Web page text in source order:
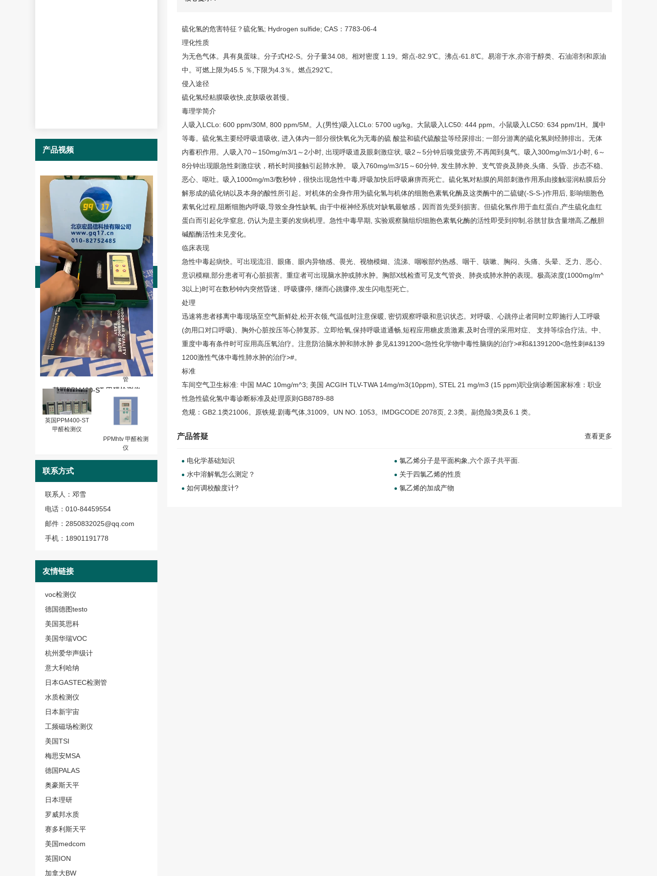
产品视频
英国PPM400-ST 甲醛检测仪
产品图片
PPMhtv-m甲醛检
测仪（0-10PPM,
分辩率：0.01)
英国PPM-HTV甲
醛检测仪玻璃校准
管
英国PPM400-ST
甲醛检测仪
PPMhtv 甲醛检测
仪
联系方式
联系人：邓雪
电话：010-84459554
邮件：2850832025@qq.com
手机：18901191778
友情链接
voc检测仪
德国德图testo
美国英思科
美国华瑞VOC
杭州爱华声级计
意大利哈纳
日本GASTEC检测管
水质检测仪
日本新宇宙
工频磁场检测仪
美国TSI
梅思安MSA
德国PALAS
奥豪斯天平
日本理研
罗威邦水质
赛多利斯天平
美国medcom
英国ION
加拿大BW
硫化氢的危害特征？硫化氢; Hydrogen sulfide; CAS：7783-06-4
理化性质
为无色气体。具有臭蛋味。分子式H2-S。分子量34.08。相对密度 1.19。熔点-82.9℃。沸点-61.8℃。易溶于水,亦溶于醇类、石油溶剂和原油
中。可燃上限为45.5 ％,下限为4.3％。燃点292℃。
侵入途径
硫化氢经粘膜吸收快,皮肤吸收甚慢。
毒理学简介
人吸入LCLo: 600 ppm/30M, 800 ppm/5M。人(男性)吸入LCLo: 5700 ug/kg。大鼠吸入LC50: 444 ppm。小鼠吸入LC50: 634 ppm/1H。属中
等毒。 硫化氢主要经呼吸道吸收, 进入体内一部分很快氧化为无毒的硫 酸盐和硫代硫酸盐等经尿排出; 一部分游离的硫化氢则经肺排出。无体
内蓄积作用。人吸入70～150mg/m3/1～2小时, 出现呼吸道及眼刺激症状, 吸2～5分钟后嗅觉疲劳,不再闻到臭气。吸入300mg/m3/1小时, 6～
8分钟出现眼急性刺激症状，稍长时间接触引起肺水肿。 吸入760mg/m3/15～60分钟, 发生肺水肿、支气管炎及肺炎,头痛、头昏、步态不稳、
恶心、呕吐。吸入1000mg/m3/数秒钟，很快出现急性中毒,呼吸加快后呼吸麻痹而死亡。硫化氢对粘膜的局部刺激作用系由接触湿润粘膜后分
解形成的硫化钠以及本身的酸性所引起。对机体的全身作用为硫化氢与机体的细胞色素氧化酶及这类酶中的二硫键(-S-S-)作用后, 影响细胞色
素氧化过程,阻断细胞内呼吸,导致全身性缺氧, 由于中枢神经系统对缺氧最敏感，因而首先受到损害。但硫化氢作用于血红蛋白,产生硫化血红
蛋白而引起化学窒息, 仍认为是主要的发病机理。急性中毒早期, 实验观察脑组织细胞色素氧化酶的活性即受到抑制,谷胱甘肽含量增高,乙酰胆
碱酯酶活性未见变化。
临床表现
急性中毒起病快。可出现流泪、眼痛、眼内异物感、畏光、视物模煳、流涕、咽喉部灼热感、咽干、咳嗽、胸闷、头痛、头晕、乏力、恶心、
意识模糊,部分患者可有心脏损害。重症者可出现脑水肿或肺水肿。胸部X线检查可见支气管炎、肺炎或肺水肿的表现。极高浓度(1000mg/m^
3以上)时可在数秒钟内突然昏迷、呼吸骤停, 继而心跳骤停,发生闪电型死亡。
处理
迅速将患者移离中毒现场至空气新鲜处,松开衣领,气温低时注意保暖, 密切观察呼吸和意识状态。对呼吸、心跳停止者同时立即施行人工呼吸
(勿用口对口呼吸)、胸外心脏按压等心肺复苏。立即给氧,保持呼吸道通畅,短程应用糖皮质激素,及时合理的采用对症、 支持等综合疗法。中、
重度中毒有条件时可应用高压氧治疗。注意防治脑水肿和肺水肿 参见&1391200<急性化学物中毒性脑病的治疗>#和&1391200<急性刺#&139
1200激性气体中毒性肺水肿的治疗>#。
标准
车间空气卫生标准: 中国 MAC 10mg/m^3; 美国 ACGIH TLV-TWA 14mg/m3(10ppm), STEL 21 mg/m3 (15 ppm)职业病诊断国家标准：职业
性急性硫化氢中毒诊断标准及处理原则GB8789-88
危规：GB2.1类21006。原铁规:剧毒气体,31009。UN NO. 1053。IMDGCODE 2078页, 2.3类。副危险3类及6.1 类。
产品答疑 查看更多
电化学基础知识
水中溶解氧怎么测定？
如何调校酸度计?
氯乙烯分子是平面构象,六个原子共平面.
关于四氯乙烯的性质
氯乙烯的加成产物